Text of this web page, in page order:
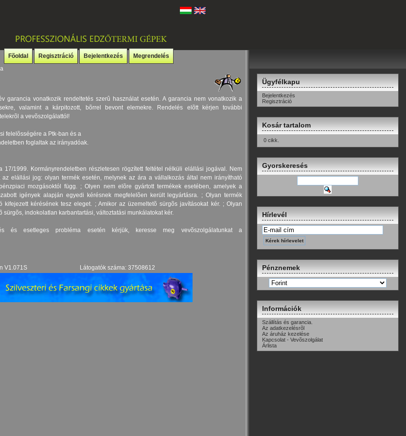
Fõoldal Regisztráció Bejelentkezés
Megrendelés
garancia vonatkozik rendeltetés szerû használat esetén. A garancia nem vonatkozik a
valamint a kárpitozott, bõrrel bevont elemekre. Rendelés elõtt kérjen további
a vevõszolgálattól!
felelõsségére a Ptk-ban és a
foglaltak az irányadóak.
17/1999. Kormányrendeletben részletesen rögzített feltétel nélküli elállási jogával. Nem
az elállási jog: olyan termék esetén, melynek az ára a vállalkozás által nem irányítható
mozgásoktól függ. ; Olyen nem elõre gyártott termékek esetében, amelyek a
igények alapján egyedi kérésnek megfelelõen került legyártásra. ; Olyan termék
kifejezett kérésének tesz eleget. ; Amikor az üzemeltetõ sürgõs javításokat kér. ; Olyan
sürgõs, indokolatlan karbantartási, változtatási munkálatokat kér.
és esetleges probléma esetén kérjük, keresse meg vevõszolgálatunkat a
V1.071S Látogatók száma: 37508612
Ügyfélkapu
Bejelentkezés
Regisztráció
Kosár tartalom
0 cikk.
Gyorskeresés
Hírlevél
Pénznemek
Információk
Szállítás és garancia.
Az adatkezelésrõl
Az áruház kezelése
Kapcsolat - Vevõszolgálat
Árlista